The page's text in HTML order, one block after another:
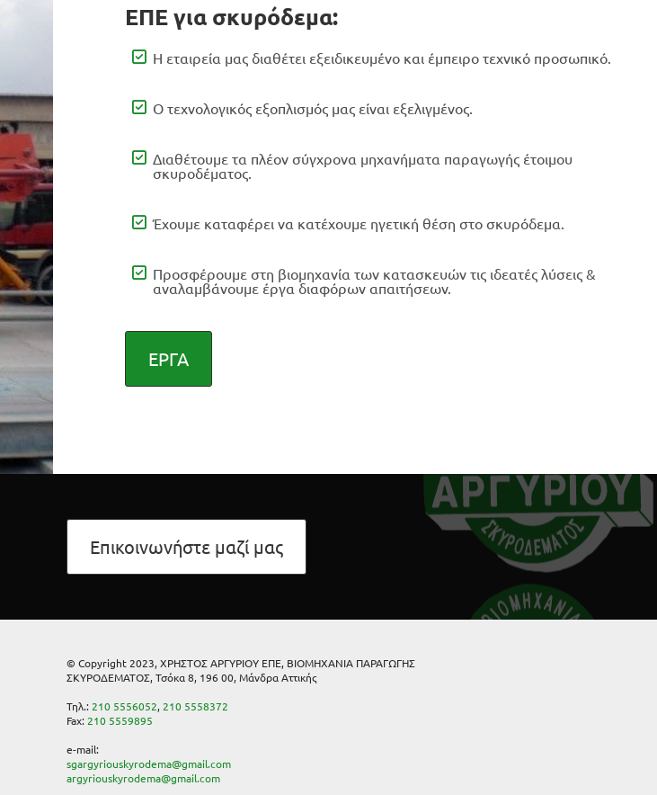
ΕΠΕ για σκυρόδεμα:
Η εταιρεία μας διαθέτει εξειδικευμένο και έμπειρο τεχνικό προσωπικό.
Ο τεχνολογικός εξοπλισμός μας είναι εξελιγμένος.
Διαθέτουμε τα πλέον σύγχρονα μηχανήματα παραγωγής έτοιμου
σκυροδέματος.
Έχουμε καταφέρει να κατέχουμε ηγετική θέση στο σκυρόδεμα.
Προσφέρουμε στη βιομηχανία των κατασκευών τις ιδεατές λύσεις &
αναλαμβάνουμε έργα διαφόρων απαιτήσεων.
ΕΡΓΑ
Επικοινωνήστε μαζί μας
© Copyright 2023, ΧΡΗΣΤΟΣ ΑΡΓΥΡΙΟΥ ΕΠΕ, ΒΙΟΜΗΧΑΝΙΑ ΠΑΡΑΓΩΓΗΣ
ΣΚΥΡΟΔΕΜΑΤΟΣ, Τσόκα 8, 196 00, Μάνδρα Αττικής
Τηλ.: 210 5556052, 210 5558372
Fax: 210 5559895
e-mail:
sgargyriouskyrodema@gmail.com
argyriouskyrodema@gmail.com